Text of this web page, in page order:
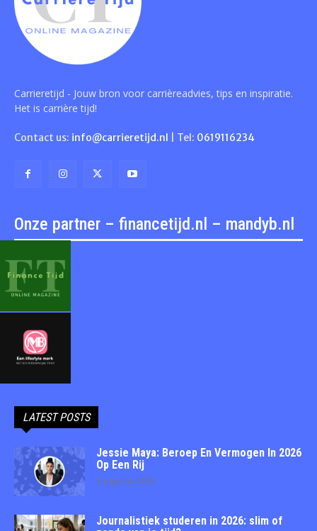
Carrieretijd - Jouw bron voor carrièreadvies, tips en inspiratie.
Het is carrière tijd!
Contact us: info@carrieretijd.nl | Tel: 0619116234
Onze partner – financetijd.nl – mandyb.nl
LATEST POSTS
Jessie Maya: Beroep En Vermogen In 2026
Op Een Rij
3 augustus 2026
Journalistiek studeren in 2026: slim of